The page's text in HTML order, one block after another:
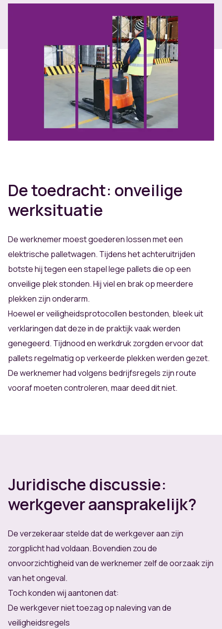
De toedracht: onveilige
werksituatie
De werknemer moest goederen lossen met een
elektrische palletwagen. Tijdens het achteruitrijden
botste hij tegen een stapel lege pallets die op een
onveilige plek stonden. Hij viel en brak op meerdere
plekken zijn onderarm.
Hoewel er veiligheidsprotocollen bestonden, bleek uit
verklaringen dat deze in de praktijk vaak werden
genegeerd. Tijdnood en werkdruk zorgden ervoor dat
pallets regelmatig op verkeerde plekken werden gezet.
De werknemer had volgens bedrijfsregels zijn route
vooraf moeten controleren, maar deed dit niet.
Juridische discussie:
werkgever aansprakelijk?
De verzekeraar stelde dat de werkgever aan zijn
zorgplicht had voldaan. Bovendien zou de
onvoorzichtigheid van de werknemer zelf de oorzaak zijn
van het ongeval.
Toch konden wij aantonen dat:
De werkgever niet toezag op naleving van de
veiligheidsregels